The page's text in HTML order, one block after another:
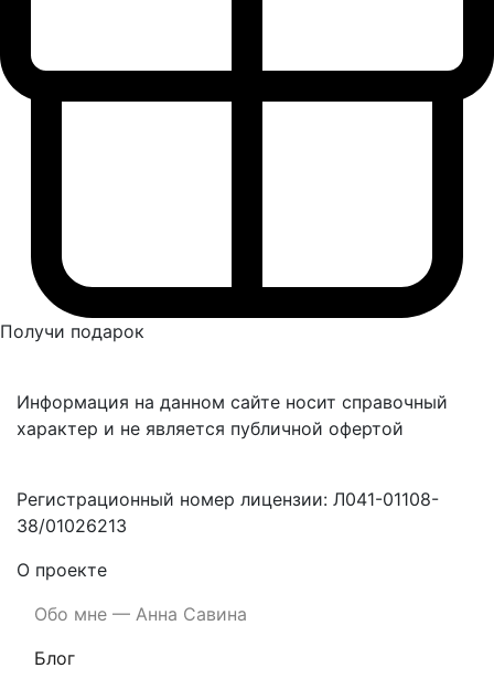
Получи подарок
Информация на данном сайте носит справочный
характер и не является публичной офертой
Регистрационный номер лицензии: Л041-01108-
38/01026213
О проекте
Обо мне — Анна Савина
Блог